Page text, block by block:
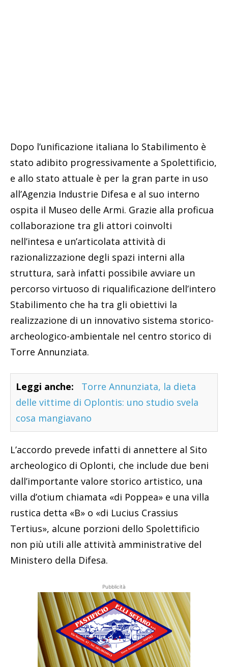
Dopo l’unificazione italiana lo Stabilimento è
stato adibito progressivamente a Spolettificio,
e allo stato attuale è per la gran parte in uso
all’Agenzia Industrie Difesa e al suo interno
ospita il Museo delle Armi. Grazie alla proficua
collaborazione tra gli attori coinvolti
nell’intesa e un’articolata attività di
razionalizzazione degli spazi interni alla
struttura, sarà infatti possibile avviare un
percorso virtuoso di riqualificazione dell’intero
Stabilimento che ha tra gli obiettivi la
realizzazione di un innovativo sistema storico-
archeologico-ambientale nel centro storico di
Torre Annunziata.
Leggi anche:
Torre Annunziata, la dieta
delle vittime di Oplontis: uno studio svela
cosa mangiavano
L’accordo prevede infatti di annettere al Sito
archeologico di Oplonti, che include due beni
dall’importante valore storico artistico, una
villa d’otium chiamata «di Poppea» e una villa
rustica detta «B» o «di Lucius Crassius
Tertius», alcune porzioni dello Spolettificio
non più utili alle attività amministrative del
Ministero della Difesa.
Pubblicità